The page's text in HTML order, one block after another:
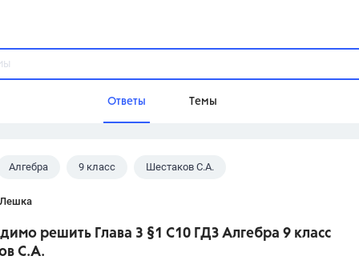
Ответы Темы
Домашнее задание
Школа
Алгебра 9 класс Шестаков С.А.
решить Глава 3 §1 С10 ГДЗ Алгебра 9 класс
С.А.